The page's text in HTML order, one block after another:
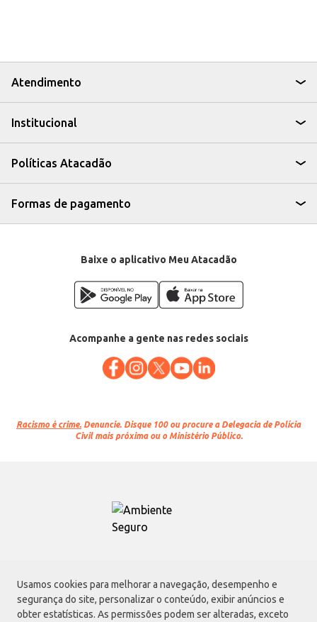
Usamos cookies para melhorar a navegação, desempenho e
segurança do site, personalizar o conteúdo, exibir anúncios e
obter estatísticas. As permissões podem ser alteradas, exceto
Atendimento
Institucional
Políticas Atacadão
Formas de pagamento
Baixe o aplicativo Meu Atacadão
Acompanhe a gente nas redes sociais
Racismo é crime. Denuncie. Disque 100 ou procure a Delegacia de Polícia
Civil mais próxima ou o Ministério Público.
Atacadão S.A.
Avenida Morvan Dias de Figueiredo, 6169, Vila Maria, São Paulo - SP | CEP
02170-901 | CNPJ: 75.315.333/0001-09